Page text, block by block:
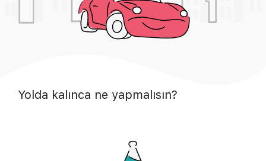
Yolda kalınca ne yapmalısın?